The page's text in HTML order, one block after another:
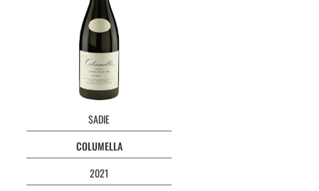
SADIE
COLUMELLA
2021